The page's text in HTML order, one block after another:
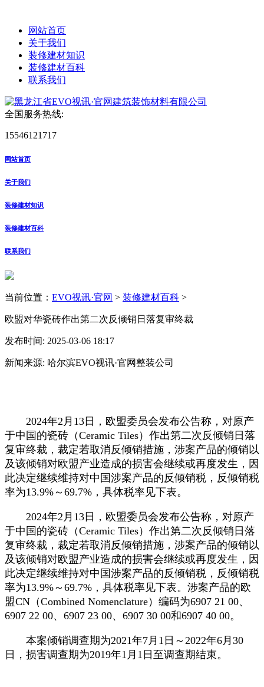
网站首页
关于我们
装修建材知识
装修建材百科
联系我们
全国服务热线:
15546121717
网站首页
关于我们
装修建材知识
装修建材百科
联系我们
当前位置： EVO视讯·官网 > 装修建材百科 >
欧盟对华瓷砖作出第二次反倾销日落复审终裁
发布时间: 2025-03-06 18:17
新闻来源: 哈尔滨EVO视讯·官网整装公司
2024年2月13日，欧盟委员会发布公告称，对原产
于中国的瓷砖（Ceramic Tiles）作出第二次反倾销日落
复审终裁，裁定若取消反倾销措施，涉案产品的倾销以
及该倾销对欧盟产业造成的损害会继续或再度发生，因
此决定继续维持对中国涉案产品的反倾销税，反倾销税
率为13.9%～69.7%，具体税率见下表。
2024年2月13日，欧盟委员会发布公告称，对原产
于中国的瓷砖（Ceramic Tiles）作出第二次反倾销日落
复审终裁，裁定若取消反倾销措施，涉案产品的倾销以
及该倾销对欧盟产业造成的损害会继续或再度发生，因
此决定继续维持对中国涉案产品的反倾销税，反倾销税
率为13.9%～69.7%，具体税率见下表。涉案产品的欧
盟CN（Combined Nomenclature）编码为6907 21 00、
6907 22 00、6907 23 00、6907 30 00和6907 40 00。
本案倾销调查期为2021年7月1日～2022年6月30
日，损害调查期为2019年1月1日至调查期结束。